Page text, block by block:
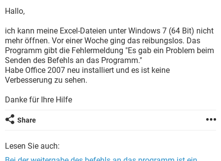
FACEBOOK
FACEBOOK HARDWARE
ANDROID
WINDOWS 10 INSTAGRAM
TIKTOK
FACEBOOK HARDWARE
Hallo,
ich kann meine Excel-Dateien unter Windows 7 (64 Bit) nicht
mehr öffnen. Vor einer Woche ging das reibungslos. Das
Programm gibt die Fehlermeldung "Es gab ein Problem beim
Senden des Befehls an das Programm."
Habe Office 2007 neu installiert und es ist keine
Verbesserung zu sehen.
Danke für Ihre Hilfe
Share
Lesen Sie auch: